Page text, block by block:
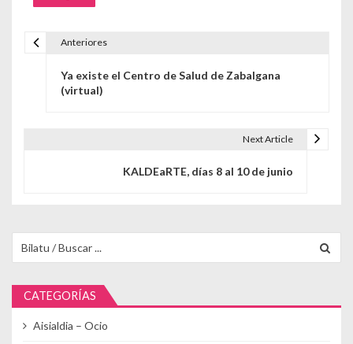
Anteriores
Ya existe el Centro de Salud de Zabalgana
(virtual)
Next Article
KALDEaRTE, días 8 al 10 de junio
CATEGORÍAS
Aisialdia – Ocio